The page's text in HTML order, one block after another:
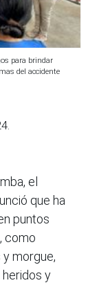
para brindar
del accidente
el
que ha
puntos
como
morgue,
y